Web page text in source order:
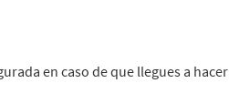
en caso de que llegues a hacer